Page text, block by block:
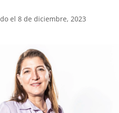
el 8 de diciembre, 2023